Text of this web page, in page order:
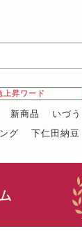
上昇ワード
新商品 いづう
グ 下仁田納豆